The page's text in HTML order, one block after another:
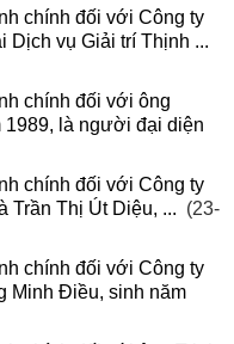
chính đối với Công ty
vụ Giải trí Thịnh ...
chính đối với ông
là người đại diện
chính đối với Công ty
Trần Thị Út Diệu, ... (23-
chính đối với Công ty
Minh Điều, sinh năm